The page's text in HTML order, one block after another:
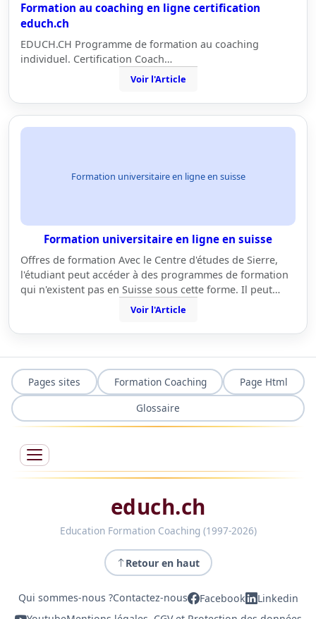
Formation au coaching en ligne certification
educh.ch
EDUCH.CH Programme de formation au coaching
individuel. Certification Coach…
Voir l'Article
Formation universitaire en ligne en suisse
Formation universitaire en ligne en suisse
Offres de formation Avec le Centre d'études de Sierre,
l'étudiant peut accéder à des programmes de formation
qui n'existent pas en Suisse sous cette forme. Il peut…
Voir l'Article
Pages sites Formation Coaching
Page Html
Glossaire
educh.ch
Education Formation Coaching (1997-2026)
Retour en haut
Qui sommes-nous ?Contactez-nous Facebook
Linkedin